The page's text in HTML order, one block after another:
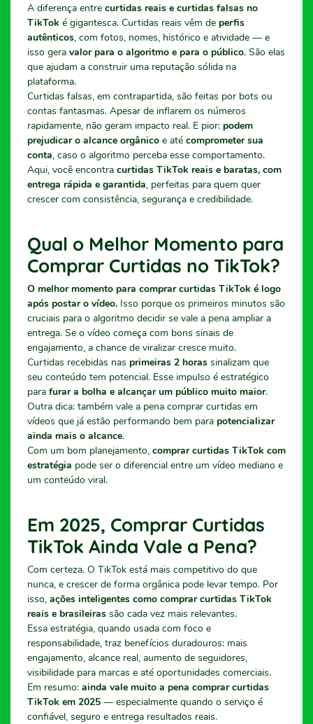
A diferença entre curtidas reais e curtidas falsas no
TikTok é gigantesca. Curtidas reais vêm de perfis
autênticos, com fotos, nomes, histórico e atividade — e
isso gera valor para o algoritmo e para o público. São elas
que ajudam a construir uma reputação sólida na
plataforma.
Curtidas falsas, em contrapartida, são feitas por bots ou
contas fantasmas. Apesar de inflarem os números
rapidamente, não geram impacto real. E pior: podem
prejudicar o alcance orgânico e até comprometer sua
conta, caso o algoritmo perceba esse comportamento.
Aqui, você encontra curtidas TikTok reais e baratas, com
entrega rápida e garantida, perfeitas para quem quer
crescer com consistência, segurança e credibilidade.
Qual o Melhor Momento para
Comprar Curtidas no TikTok?
O melhor momento para comprar curtidas TikTok é logo
após postar o vídeo. Isso porque os primeiros minutos são
cruciais para o algoritmo decidir se vale a pena ampliar a
entrega. Se o vídeo começa com bons sinais de
engajamento, a chance de viralizar cresce muito.
Curtidas recebidas nas primeiras 2 horas sinalizam que
seu conteúdo tem potencial. Esse impulso é estratégico
para furar a bolha e alcançar um público muito maior.
Outra dica: também vale a pena comprar curtidas em
vídeos que já estão performando bem para potencializar
ainda mais o alcance.
Com um bom planejamento, comprar curtidas TikTok com
estratégia pode ser o diferencial entre um vídeo mediano e
um conteúdo viral.
Em 2025, Comprar Curtidas
TikTok Ainda Vale a Pena?
Com certeza. O TikTok está mais competitivo do que
nunca, e crescer de forma orgânica pode levar tempo. Por
isso, ações inteligentes como comprar curtidas TikTok
reais e brasileiras são cada vez mais relevantes.
Essa estratégia, quando usada com foco e
responsabilidade, traz benefícios duradouros: mais
engajamento, alcance real, aumento de seguidores,
visibilidade para marcas e até oportunidades comerciais.
Em resumo: ainda vale muito a pena comprar curtidas
TikTok em 2025 — especialmente quando o serviço é
confiável, seguro e entrega resultados reais.